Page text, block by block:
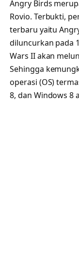
Angry Birds
Rovio. Terbukti,
terbaru yaitu
diluncurkan pada
Wars II akan
Sehingga
operasi (OS)
8, dan Windows 8